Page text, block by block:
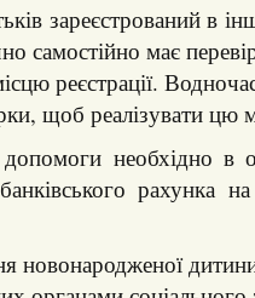
зареєстрований в
самостійно має
реєстрації.
щоб реалізувати цю
необхідно в
рахунка
новонародженої